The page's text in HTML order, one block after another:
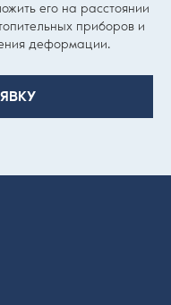
его на расстоянии
приборов и
деформации.